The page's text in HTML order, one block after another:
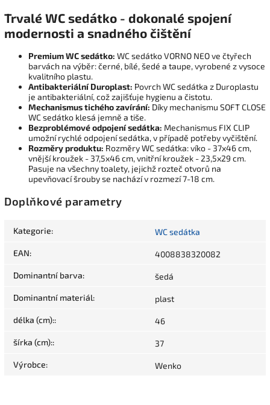
Trvalé WC sedátko - dokonalé spojení
modernosti a snadného čištění
Premium WC sedátko: WC sedátko VORNO NEO ve čtyřech
barvách na výběr: černé, bílé, šedé a taupe, vyrobené z vysoce
kvalitního plastu.
Antibakteriální Duroplast: Povrch WC sedátka z Duroplastu
je antibakteriální, což zajišťuje hygienu a čistotu.
Mechanismus tichého zavírání: Díky mechanismu SOFT CLOSE
WC sedátko klesá jemně a tiše.
Bezproblémové odpojení sedátka: Mechanismus FIX CLIP
umožní rychlé odpojení sedátka, v případě potřeby vyčištění.
Rozměry produktu: Rozměry WC sedátka: víko - 37x46 cm,
vnější kroužek - 37,5x46 cm, vnitřní kroužek - 23,5x29 cm.
Pasuje na všechny toalety, jejichž rozteč otvorů na
upevňovací šrouby se nachází v rozmezí 7-18 cm.
Doplňkové parametry
Kategorie: WC sedátka
EAN: 4008838320082
Dominantní barva: šedá
Dominantní materiál: plast
délka (cm):: 46
šírka (cm):: 37
Výrobce: Wenko